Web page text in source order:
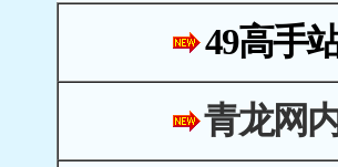
49高手
青龙网